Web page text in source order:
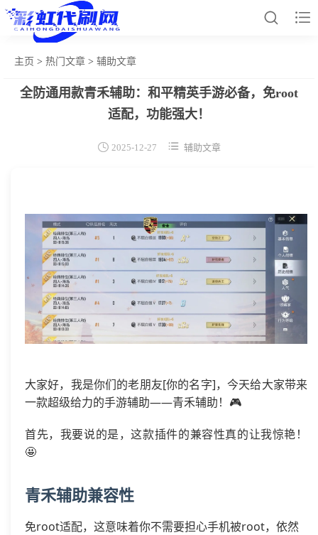


网站首页
辅助卡盟
热门文章
关于我们
主页 > 热门文章 > 辅助文章
全防通用款青禾辅助：和平精英手游必备，免root
适配，功能强大！
 2025-12-27  辅助文章
大家好，我是你们的老朋友[你的名字]，今天给大家带来
一款超级给力的手游辅助——青禾辅助！🎮
首先，我要说的是，这款插件的兼容性真的让我惊艳！
🤩
青禾辅助兼容性
免root适配，这意味着你不需要担心手机被root，依然